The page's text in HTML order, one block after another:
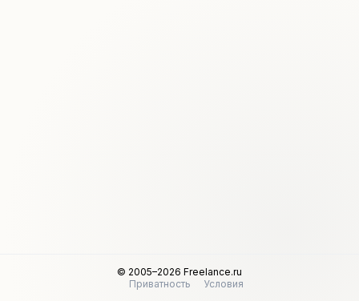
© 2005–2026 Freelance.ru
Приватность
Условия